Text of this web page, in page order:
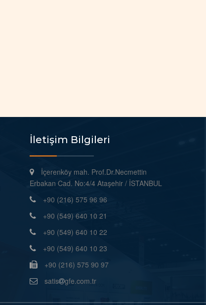
İletişim Bilgileri
İçerenköy mah. Prof.Dr.Necmettin
Erbakan Cad. No:4/4 Ataşehir / İSTANBUL
+90 (216) 575 96 96
+90 (549) 640 10 21
+90 (549) 640 10 22
+90 (549) 640 10 23
+90 (216) 575 90 97
satis gfe.com.tr